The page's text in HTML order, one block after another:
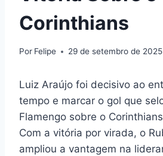
Corinthians
Por Felipe 29 de setembro de 2025
Luiz Araújo foi decisivo ao
tempo e marcar o gol que
Flamengo sobre o
Com a vitória por virada, o
ampliou a vantagem na